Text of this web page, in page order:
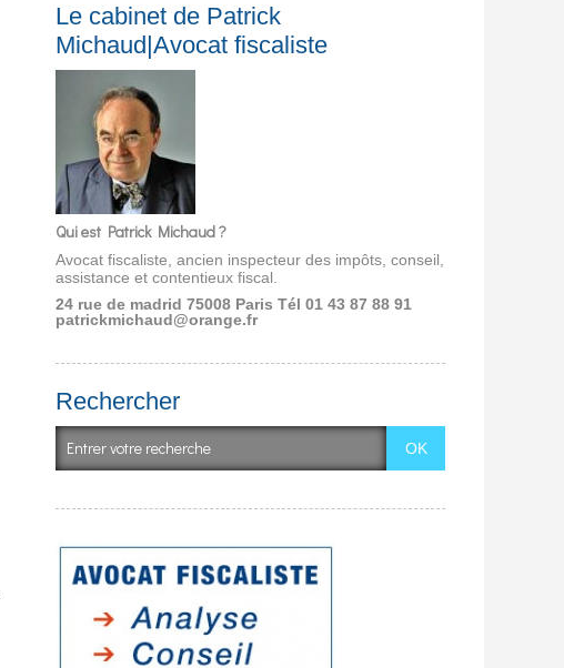
Le cabinet de Patrick
Michaud|Avocat fiscaliste
Qui est Patrick Michaud ?
Avocat fiscaliste, ancien inspecteur des impôts, conseil,
assistance et contentieux fiscal.
24 rue de madrid 75008 ParisTél 01 43 87 88 91
patrickmichaud@orange.fr
Rechercher